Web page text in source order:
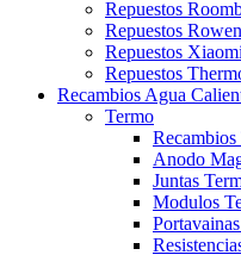
Repuestos
Repuestos
Repuestos Xiaomi
Repuestos
Recambios Agua
Termo
Anodo
Juntas
Modulos